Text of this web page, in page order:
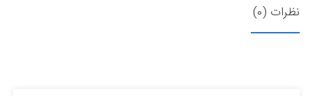
نظرات (0)